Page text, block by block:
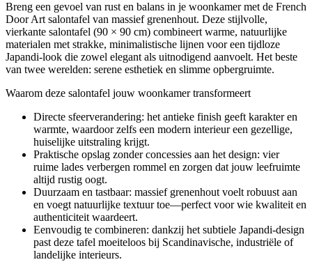
Breng een gevoel van rust en balans in je woonkamer met de French
Door Art salontafel van massief grenenhout. Deze stijlvolle,
vierkante salontafel (90 × 90 cm) combineert warme, natuurlijke
materialen met strakke, minimalistische lijnen voor een tijdloze
Japandi-look die zowel elegant als uitnodigend aanvoelt. Het beste
van twee werelden: serene esthetiek en slimme opbergruimte.
Waarom deze salontafel jouw woonkamer transformeert
Directe sfeerverandering: het antieke finish geeft karakter en
warmte, waardoor zelfs een modern interieur een gezellige,
huiselijke uitstraling krijgt.
Praktische opslag zonder concessies aan het design: vier
ruime lades verbergen rommel en zorgen dat jouw leefruimte
altijd rustig oogt.
Duurzaam en tastbaar: massief grenenhout voelt robuust aan
en voegt natuurlijke textuur toe—perfect voor wie kwaliteit en
authenticiteit waardeert.
Eenvoudig te combineren: dankzij het subtiele Japandi-design
past deze tafel moeiteloos bij Scandinavische, industriële of
landelijke interieurs.